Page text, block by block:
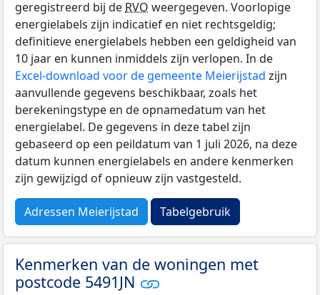
geregistreerd bij de RVO weergegeven. Voorlopige
energielabels zijn indicatief en niet rechtsgeldig;
definitieve energielabels hebben een geldigheid van
10 jaar en kunnen inmiddels zijn verlopen. In de
Excel-download voor de gemeente Meierijstad zijn
aanvullende gegevens beschikbaar, zoals het
berekeningstype en de opnamedatum van het
energielabel. De gegevens in deze tabel zijn
gebaseerd op een peildatum van 1 juli 2026, na deze
datum kunnen energielabels en andere kenmerken
zijn gewijzigd of opnieuw zijn vastgesteld.
Adressen Meierijstad Tabelgebruik
Kenmerken van de woningen met
postcode 5491JN